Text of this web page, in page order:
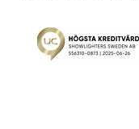
FÖRSÄLJNING
LIVESTREAMINGTJÄNSTER